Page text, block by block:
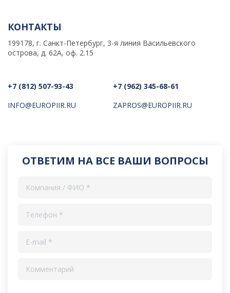
КОНТАКТЫ
199178, г. Санкт-Петербург, 3-я линия Васильевского
острова, д. 62А, оф. 2.15
+7 (812) 507-93-43
INFO@EUROPIIR.RU
+7 (962) 345-68-61
ZAPROS@EUROPIIR.RU
ОТВЕТИМ НА ВСЕ ВАШИ ВОПРОСЫ